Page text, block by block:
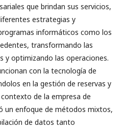
que brindan sus servicios,
estrategias y
informáticos como los
transformando las
y optimizando las operaciones.
con la tecnología de
en la gestión de reservas y
de la empresa de
un enfoque de métodos mixtos,
de datos tanto